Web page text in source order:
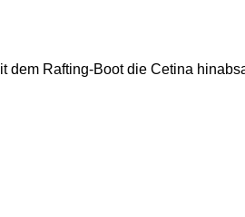
Rafting-Boot die Cetina